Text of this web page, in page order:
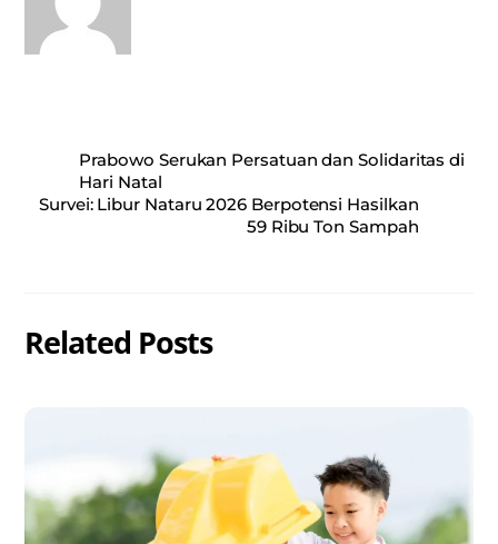
Prabowo Serukan Persatuan dan Solidaritas di
Hari Natal
Survei: Libur Nataru 2026 Berpotensi Hasilkan
59 Ribu Ton Sampah
Related Posts